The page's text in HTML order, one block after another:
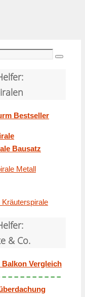
Suchen
Bestseller
Bausatz
Metall
Kräuterspirale
& Co.
Balkon Vergleich
– – – – – – – – –